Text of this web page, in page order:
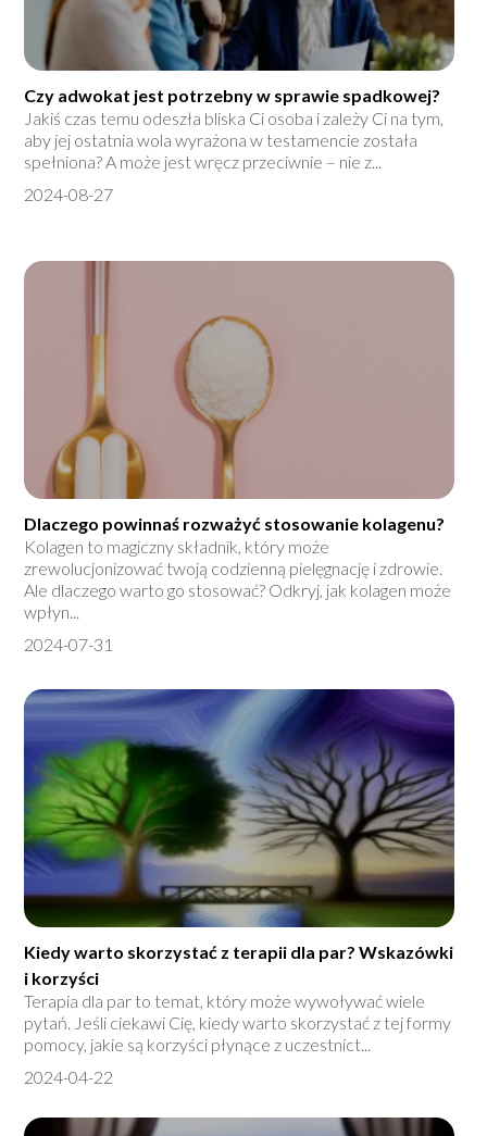
Czy adwokat jest potrzebny w sprawie spadkowej?
Jakiś czas temu odeszła bliska Ci osoba i zależy Ci na tym,
aby jej ostatnia wola wyrażona w testamencie została
spełniona? A może jest wręcz przeciwnie – nie z...
2024-08-27
Dlaczego powinnaś rozważyć stosowanie kolagenu?
Kolagen to magiczny składnik, który może
zrewolucjonizować twoją codzienną pielęgnację i zdrowie.
Ale dlaczego warto go stosować? Odkryj, jak kolagen może
wpłyn...
2024-07-31
Kiedy warto skorzystać z terapii dla par? Wskazówki
i korzyści
Terapia dla par to temat, który może wywoływać wiele
pytań. Jeśli ciekawi Cię, kiedy warto skorzystać z tej formy
pomocy, jakie są korzyści płynące z uczestnict...
2024-04-22